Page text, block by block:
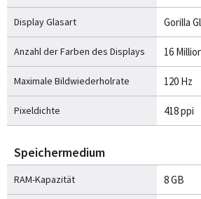
Display Glasart Gorilla
Anzahl der Farben des Displays 16
Maximale Bildwiederholrate 120 Hz
Pixeldichte 418 ppi
Speichermedium
RAM-Kapazität 8 GB